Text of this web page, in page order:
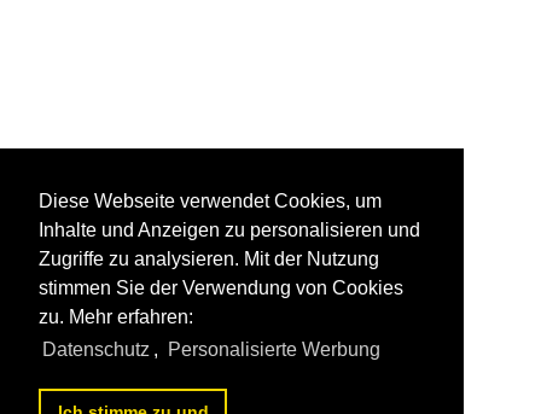
Diese Webseite verwendet Cookies, um
Inhalte und Anzeigen zu personalisieren und
Zugriffe zu analysieren. Mit der Nutzung
stimmen Sie der Verwendung von Cookies
zu. Mehr erfahren:
Datenschutz , Personalisierte Werbung